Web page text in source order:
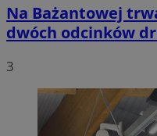
Na Bażantowej
dwóch odcinków
3